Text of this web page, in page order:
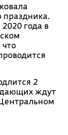
праздника.
года в
2
ждут